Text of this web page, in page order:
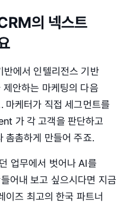
의 넥스트
반에서 인텔리전스 기반
안하는 마케팅의 다음
마케터가 직접 세그먼트를
가 각 고객을 판단하고
촘촘하게 만들어 주죠.
업무에서 벗어나 AI를
어내 보고 싶으시다면 지금
즈 최고의 한국 파트너